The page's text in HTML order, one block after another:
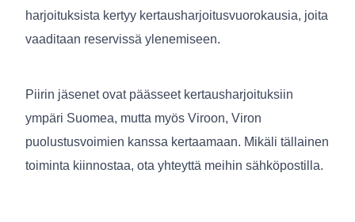
harjoituksista kertyy kertausharjoitusvuorokausia, joita
vaaditaan reservissä ylenemiseen.
Piirin jäsenet ovat päässeet kertausharjoituksiin
ympäri Suomea, mutta myös Viroon, Viron
puolustusvoimien kanssa kertaamaan. Mikäli tällainen
toiminta kiinnostaa, ota yhteyttä meihin sähköpostilla.